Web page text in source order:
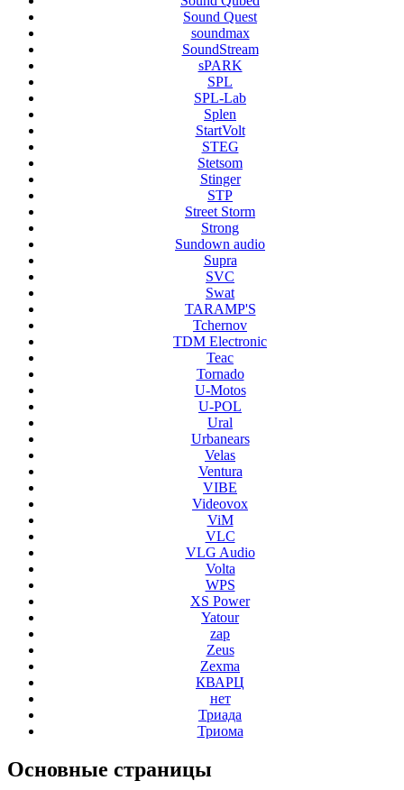
Sound Quest
soundmax
SoundStream
sPARK
SPL
SPL-Lab
Splen
StartVolt
STEG
Stetsom
Stinger
STP
Street Storm
Strong
Sundown audio
Supra
SVC
Swat
TARAMP'S
Tchernov
TDM Electronic
Teac
Tornado
U-Motos
U-POL
Ural
Urbanears
Velas
Ventura
VIBE
Videovox
ViM
VLC
VLG Audio
Volta
WPS
XS Power
Yatour
zap
Zeus
Zexma
КВАРЦ
нет
Триада
Триома
Основные страницы